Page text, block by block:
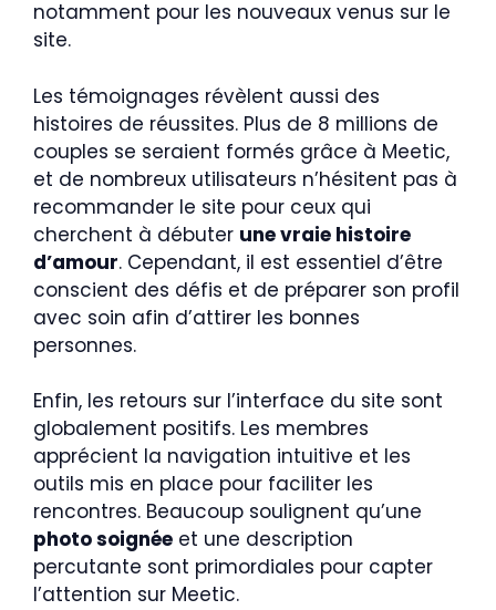
notamment pour les nouveaux venus sur le
site.
Les témoignages révèlent aussi des
histoires de réussites. Plus de 8 millions de
couples se seraient formés grâce à Meetic,
et de nombreux utilisateurs n’hésitent pas à
recommander le site pour ceux qui
cherchent à débuter une vraie histoire
d’amour. Cependant, il est essentiel d’être
conscient des défis et de préparer son profil
avec soin afin d’attirer les bonnes
personnes.
Enfin, les retours sur l’interface du site sont
globalement positifs. Les membres
apprécient la navigation intuitive et les
outils mis en place pour faciliter les
rencontres. Beaucoup soulignent qu’une
photo soignée et une description
percutante sont primordiales pour capter
l’attention sur Meetic.